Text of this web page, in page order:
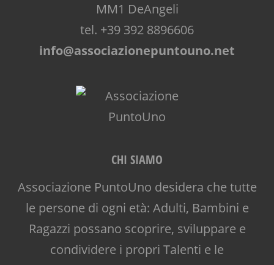
MM1 DeAngeli
tel. +39 392 8896606
info@associazionepuntouno.net
CHI SIAMO
Associazione PuntoUno desidera che tutte
le persone di ogni età: Adulti, Bambini e
Ragazzi possano scoprire, sviluppare e
condividere i propri Talenti e le